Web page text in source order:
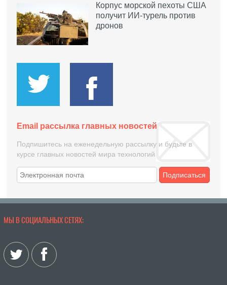
Корпус морской пехоты США
получит ИИ-турель против
дронов
Email рассылка главных новостей
Подпишитесь на еженедельную рассылку и будьте в
курсе главных новостей мира технологий
Подписаться
МЫ В СОЦИАЛЬНЫХ СЕТЯХ: